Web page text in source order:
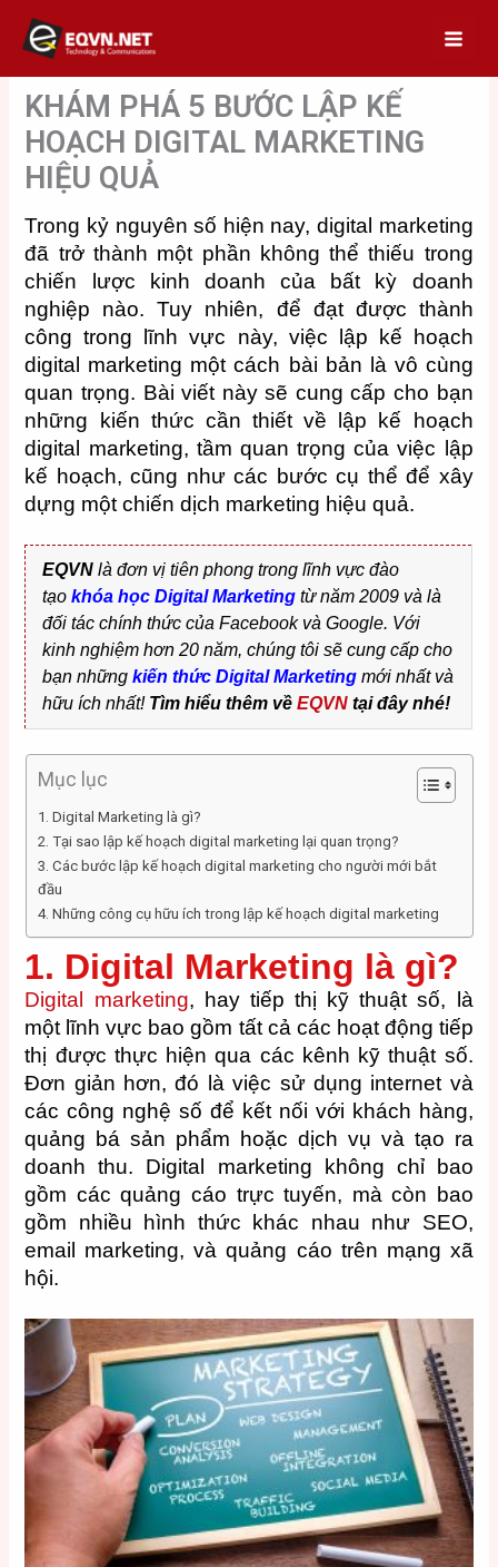
content
KHÁM PHÁ 5 BƯỚC LẬP KẾ
HOẠCH DIGITAL MARKETING
HIỆU QUẢ
Trong kỷ nguyên số hiện nay, digital marketing
đã trở thành một phần không thể thiếu trong
chiến lược kinh doanh của bất kỳ doanh
nghiệp nào. Tuy nhiên, để đạt được thành
công trong lĩnh vực này, việc lập kế hoạch
digital marketing một cách bài bản là vô cùng
quan trọng. Bài viết này sẽ cung cấp cho bạn
những kiến thức cần thiết về lập kế hoạch
digital marketing, tầm quan trọng của việc lập
kế hoạch, cũng như các bước cụ thể để xây
dựng một chiến dịch marketing hiệu quả.
EQVN là đơn vị tiên phong trong lĩnh vực đào
tạokhóa học Digital Marketing từ năm 2009 và là
đối tác chính thức của Facebook và Google. Với
kinh nghiệm hơn 20 năm, chúng tôi sẽ cung cấp cho
bạn nhữngkiến thức Digital Marketing mới nhất và
hữu ích nhất! Tìm hiểu thêm vềEQVN tại đây nhé!
Mục lục
1. Digital Marketing là gì?
2. Tại sao lập kế hoạch digital marketing lại quan trọng?
3. Các bước lập kế hoạch digital marketing cho người mới bắt
đầu
4. Những công cụ hữu ích trong lập kế hoạch digital marketing
1. Digital Marketing là gì?
Digital marketing, hay tiếp thị kỹ thuật số, là
một lĩnh vực bao gồm tất cả các hoạt động tiếp
thị được thực hiện qua các kênh kỹ thuật số.
Đơn giản hơn, đó là việc sử dụng internet và
các công nghệ số để kết nối với khách hàng,
quảng bá sản phẩm hoặc dịch vụ và tạo ra
doanh thu. Digital marketing không chỉ bao
gồm các quảng cáo trực tuyến, mà còn bao
gồm nhiều hình thức khác nhau như SEO,
email marketing, và quảng cáo trên mạng xã
hội.